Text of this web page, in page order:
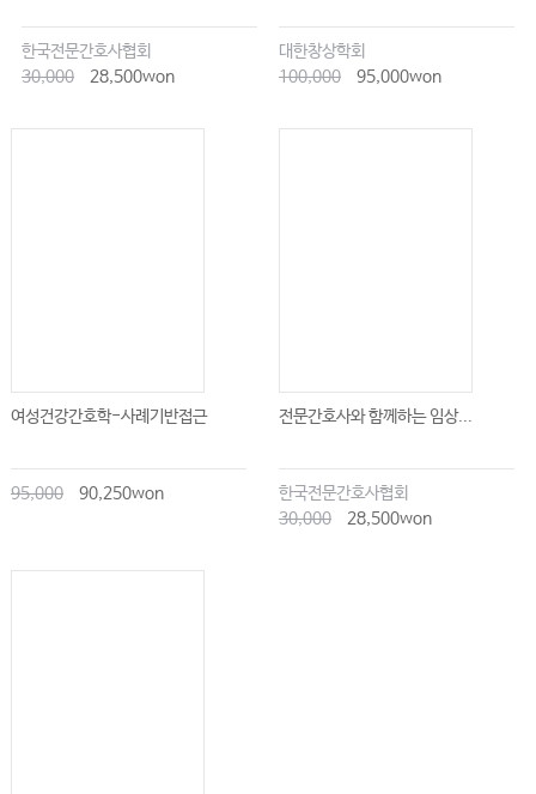
한국전문간호사협회
30,000
28,500won
대한창상학회
100,000
95,000won
여성건강간호학-사례기반접근
95,000 90,250won
전문간호사와 함께하는 임상...
한국전문간호사협회
30,000
28,500won